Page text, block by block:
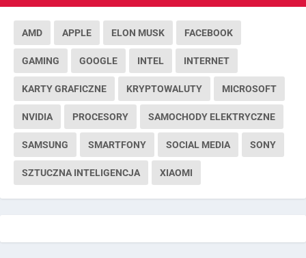
AMD APPLE ELON MUSK FACEBOOK
GAMING GOOGLE INTEL INTERNET
KARTY GRAFICZNE KRYPTOWALUTY MICROSOFT
NVIDIA PROCESORY SAMOCHODY ELEKTRYCZNE
SAMSUNG SMARTFONY SOCIAL MEDIA SONY
SZTUCZNA INTELIGENCJA XIAOMI